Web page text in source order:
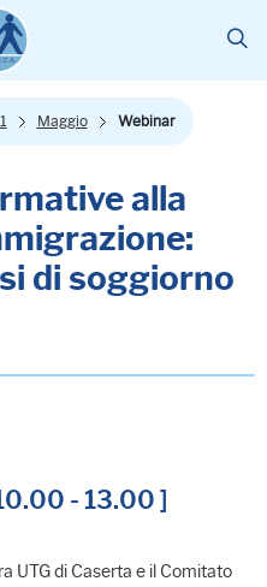
Maggio Webinar
alla
di soggiorno
- 13.00 ]
UTG di Caserta e il Comitato